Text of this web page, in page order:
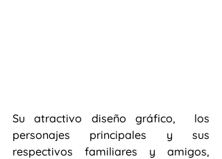
Su atractivo diseño gráfico,  los
personajes principales y sus
respectivos familiares y amigos,